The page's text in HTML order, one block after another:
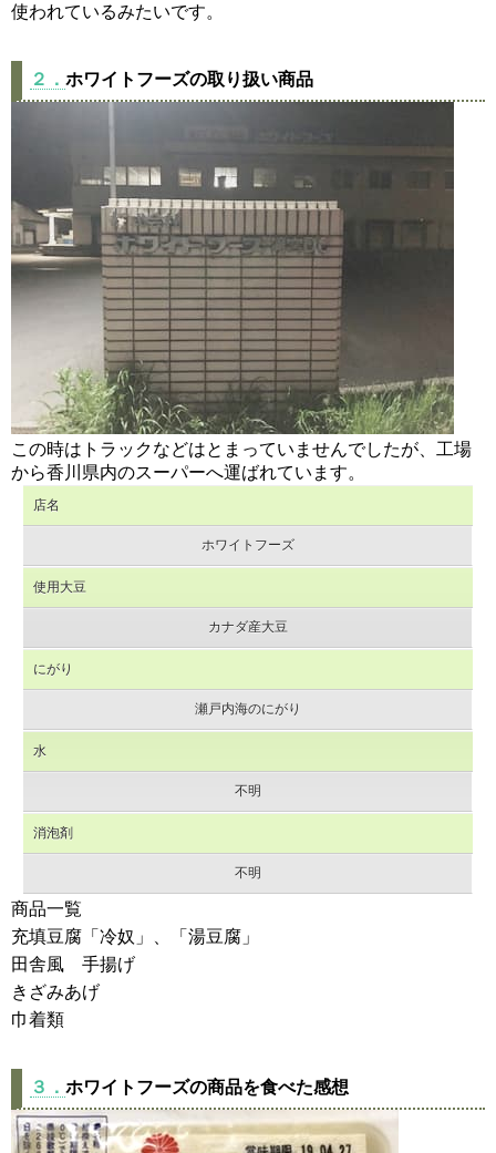
使われているみたいです。
２． ホワイトフーズの取り扱い商品
この時はトラックなどはとまっていませんでしたが、工場
から香川県内のスーパーへ運ばれています。
店名
ホワイトフーズ
使用大豆
カナダ産大豆
にがり
瀬戸内海のにがり
水
不明
消泡剤
不明
商品一覧
充填豆腐「冷奴」、「湯豆腐」
田舎風 手揚げ
きざみあげ
巾着類
３． ホワイトフーズの商品を食べた感想